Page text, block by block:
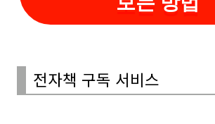
전자책 구독 서비스